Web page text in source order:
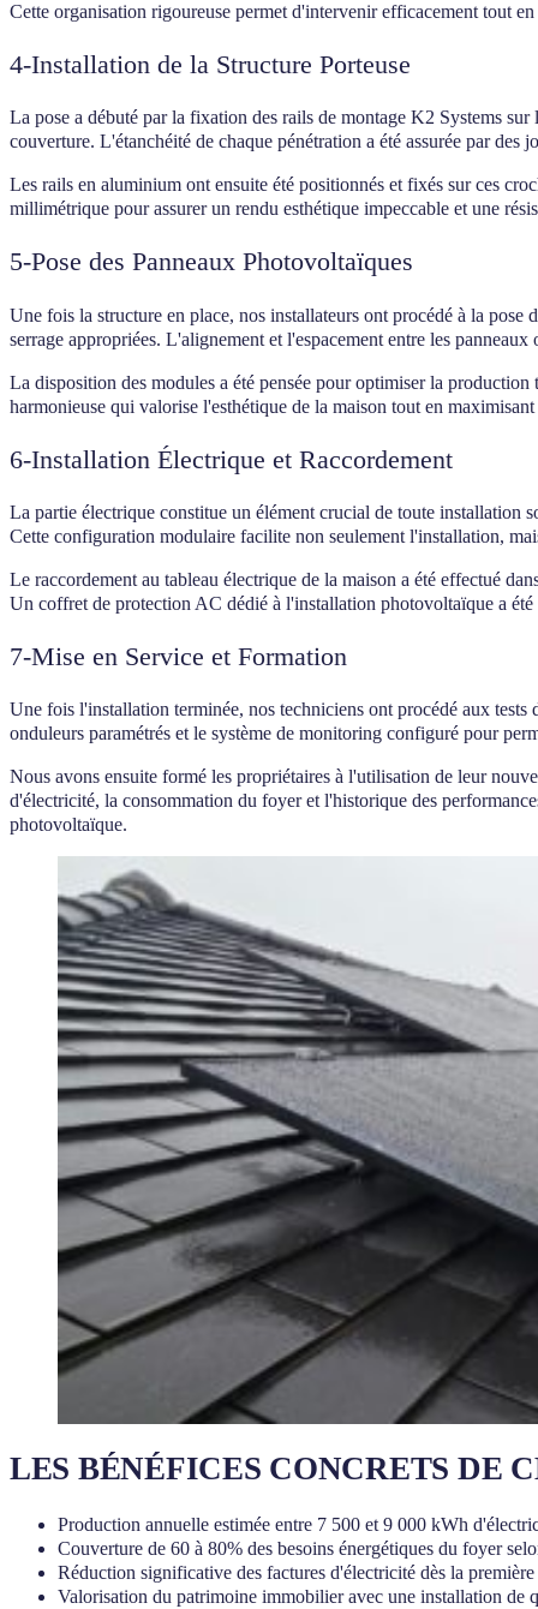
Cette organisation rigoureuse permet d'intervenir efficacement tout
4-Installation de la Structure Porteuse
La pose a débuté par la fixation des rails de montage K2 Systems
couverture. L'étanchéité de chaque pénétration a été assurée par
Les rails en aluminium ont ensuite été positionnés et fixés sur ces
millimétrique pour assurer un rendu esthétique impeccable et une
5-Pose des Panneaux Photovoltaïques
Une fois la structure en place, nos installateurs ont procédé à la pose
serrage appropriées. L'alignement et l'espacement entre les
La disposition des modules a été pensée pour optimiser la
harmonieuse qui valorise l'esthétique de la maison tout en
6-Installation Électrique et Raccordement
La partie électrique constitue un élément crucial de toute installation
Cette configuration modulaire facilite non seulement l'installation,
Le raccordement au tableau électrique de la maison a été effectué
Un coffret de protection AC dédié à l'installation photovoltaïque a
7-Mise en Service et Formation
Une fois l'installation terminée, nos techniciens ont procédé aux
onduleurs paramétrés et le système de monitoring configuré pour
Nous avons ensuite formé les propriétaires à l'utilisation de leur
d'électricité, la consommation du foyer et l'historique des
photovoltaïque.
LES BÉNÉFICES CONCRETS DE
Production annuelle estimée entre 7 500 et 9 000 kWh
Couverture de 60 à 80% des besoins énergétiques du foyer
Réduction significative des factures d'électricité dès la première
Valorisation du patrimoine immobilier avec une installation de